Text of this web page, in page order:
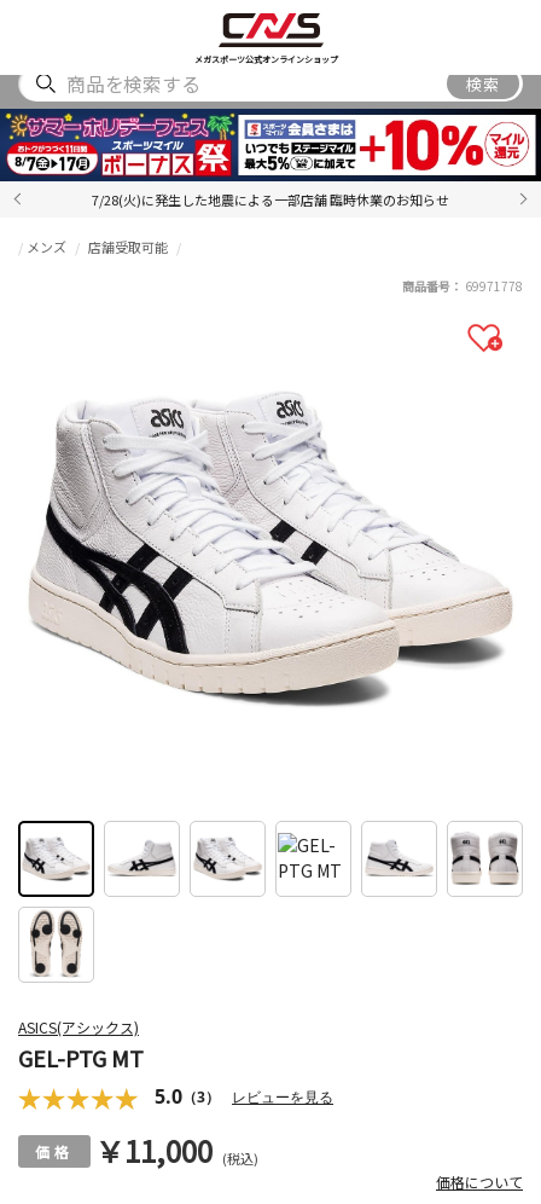
メガスポーツ公式オンラインショップ
ACCESSORY
検索
7/28(火)に発生した地震による一部店舗 臨時休業のお知らせ
ASICS(アシックス)
GEL-PTG MT
5.0 （3） レビューを見る
メンズ 店舗受取可能
￥11,000 (税込)
価格について
商品番号： 69971778